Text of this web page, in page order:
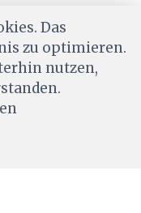
Das
zu optimieren.
nutzen,